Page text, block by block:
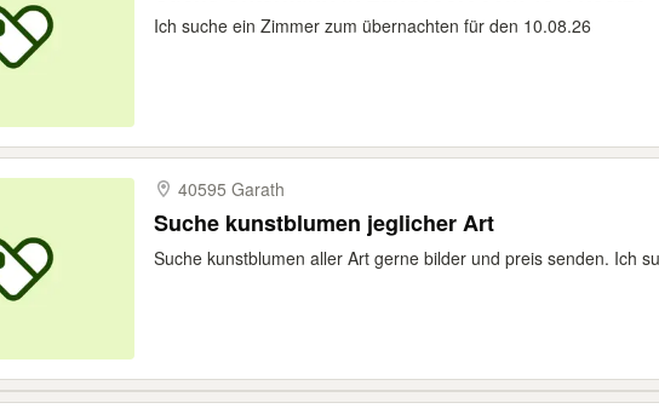
Ich suche ein Zimmer zum übernachten für den 10.08.26
40595 Garath
Suche kunstblumen jeglicher Art
Suche kunstblumen aller Art gerne bilder und preis senden. Ich